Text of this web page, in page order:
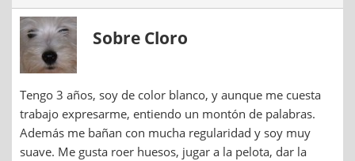
Sobre Cloro
Tengo 3 años, soy de color blanco, y aunque me cuesta
trabajo expresarme, entiendo un montón de palabras.
Además me bañan con mucha regularidad y soy muy
suave. Me gusta roer huesos, jugar a la pelota, dar la